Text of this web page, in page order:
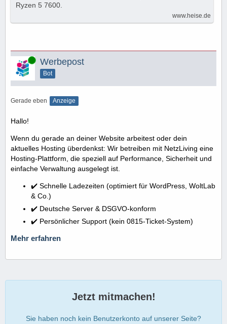
Ryzen 5 7600.
www.heise.de
Online Werbepost
Bot
Gerade eben Anzeige
Hallo!
Wenn du gerade an deiner Website arbeitest oder dein
aktuelles Hosting überdenkst: Wir betreiben mit NetzLiving eine
Hosting-Plattform, die speziell auf Performance, Sicherheit und
einfache Verwaltung ausgelegt ist.
✔️ Schnelle Ladezeiten (optimiert für WordPress, WoltLab
& Co.)
✔️ Deutsche Server & DSGVO-konform
✔️ Persönlicher Support (kein 0815-Ticket-System)
Mehr erfahren
Jetzt mitmachen!
Sie haben noch kein Benutzerkonto auf unserer Seite?